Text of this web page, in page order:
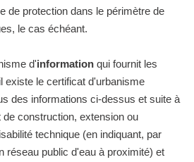
de protection dans le périmètre de
le cas échéant.
d'information qui fournit les
existe le certificat d'urbanisme
des informations ci-dessus et suite à
de construction, extension ou
technique (en indiquant, par
réseau public d'eau à proximité) et